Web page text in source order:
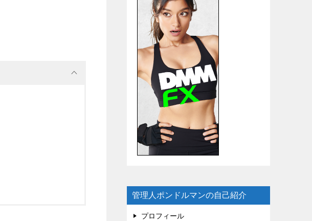
管理人ポンドルマンの自己紹介
プロフィール